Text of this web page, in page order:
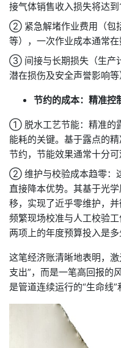
接气体销售收入损失将达到
② 紧急解堵作业费用（包
等），一次作业成本通常在
③ 间接与长期损失（生产
潜在损伤及安全声誉影响
节约的成本：精准控
① 脱水工艺节能：精准的
能耗的关键。基于露点的
节约，节能效果通常十分可
② 维护与校验成本趋零：
直接降本优势。其基于光
移，实现了近乎零维护，
频繁现场校准与人工校验
两项上的年度预算投入是
这笔经济账清晰地表明，
支出”，而是一笔高回报的
是管道连续运行的“生命线”